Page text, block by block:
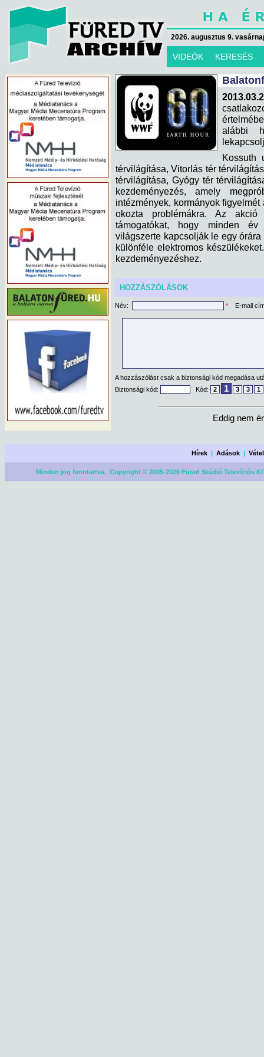
2026. augusztus 9.
VIDEÓK KERESÉS
alábbi
Kossuth
térvilágítása, Vitorlás tér
térvilágítása, Gyógy tér
kezdeményezés, amely
intézmények, kormányok
okozta problémákra. Az
támogatókat, hogy minden
világszerte kapcsolják le egy
különféle elektromos
kezdeményezéshez.
HOZZÁSZÓLÁSOK
Név: * E-mail
A hozzászólást csak a biztonsági kód megadása
Biztonsági kód:
Kód: 2 1 3 3 1
Eddig nem
Hírek |Adások |
Minden jog fenntartva. Copyright © 2005-2026 Füred Stúdió Televíziós